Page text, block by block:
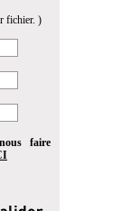
fichier. )
faire